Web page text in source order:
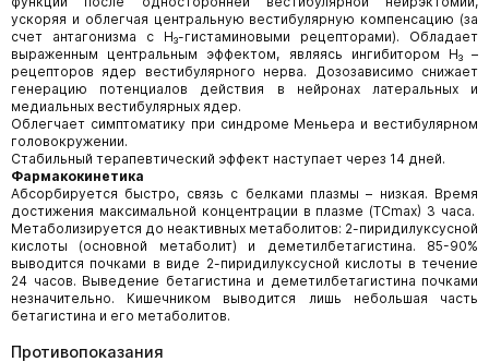
ускоряя и облегчая центральную вестибулярную компенсацию (за
счет антагонизма с H₃-гистаминовыми рецепторами). Обладает
выраженным центральным эффектом, являясь ингибитором Н₃ –
рецепторов ядер вестибулярного нерва. Дозозависимо снижает
генерацию потенциалов действия в нейронах латеральных и
медиальных вестибулярных ядер.
Облегчает симптоматику при синдроме Меньера и вестибулярном
головокружении.
Стабильный терапевтический эффект наступает через 14 дней.
Фармакокинетика
Абсорбируется быстро, связь с белками плазмы – низкая. Время
достижения максимальной концентрации в плазме (TCmax) 3 часа.
Метаболизируется до неактивных метаболитов: 2-пиридилуксусной
кислоты (основной метаболит) и деметилбетагистина. 85-90%
выводится почками в виде 2-пиридилуксусной кислоты в течение
24 часов. Выведение бетагистина и деметилбетагистина почками
незначительно. Кишечником выводится лишь небольшая часть
бетагистина и его метаболитов.
Противопоказания